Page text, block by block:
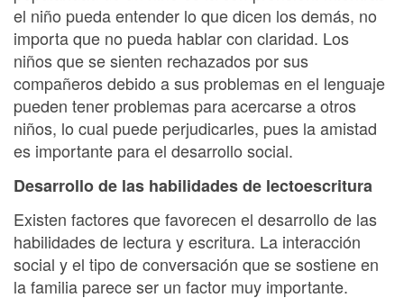
el niño pueda entender lo que dicen los demás, no
importa que no pueda hablar con claridad. Los
niños que se sienten rechazados por sus
compañeros debido a sus problemas en el lenguaje
pueden tener problemas para acercarse a otros
niños, lo cual puede perjudicarles, pues la amistad
es importante para el desarrollo social.
Desarrollo de las habilidades de lectoescritura
Existen factores que favorecen el desarrollo de las
habilidades de lectura y escritura. La interacción
social y el tipo de conversación que se sostiene en
la familia parece ser un factor muy importante.